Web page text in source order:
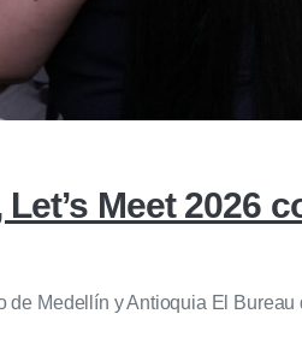
Meet 2026
de Medellín y Antioquia El